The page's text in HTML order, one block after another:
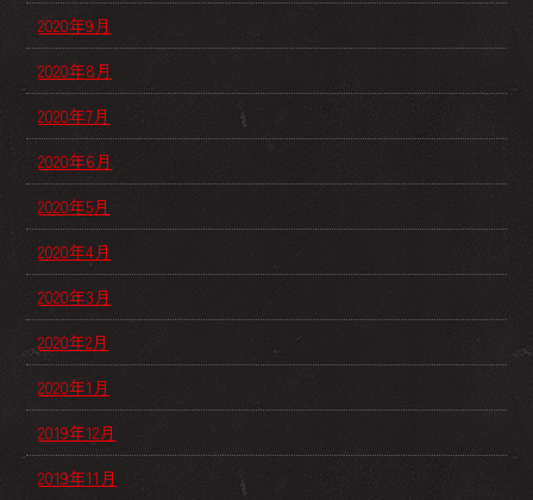
2020年9月
2020年8月
2020年7月
2020年6月
2020年5月
2020年4月
2020年3月
2020年2月
2020年1月
2019年12月
2019年11月